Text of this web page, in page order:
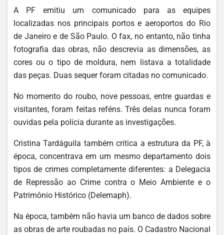
A PF emitiu um comunicado para as equipes
localizadas nos principais portos e aeroportos do Rio
de Janeiro e de São Paulo. O fax, no entanto, não tinha
fotografia das obras, não descrevia as dimensões, as
cores ou o tipo de moldura, nem listava a totalidade
das peças. Duas sequer foram citadas no comunicado.
No momento do roubo, nove pessoas, entre guardas e
visitantes, foram feitas reféns. Três delas nunca foram
ouvidas pela polícia durante as investigações.
Cristina Tardáguila também critica a estrutura da PF, à
época, concentrava em um mesmo departamento dois
tipos de crimes completamente diferentes: a Delegacia
de Repressão ao Crime contra o Meio Ambiente e o
Patrimônio Histórico (Delemaph).
Na época, também não havia um banco de dados sobre
as obras de arte roubadas no país. O Cadastro Nacional